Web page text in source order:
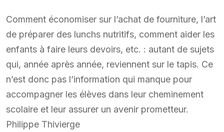
Comment économiser sur l’achat de fourniture, l’art
de préparer des lunchs nutritifs, comment aider les
enfants à faire leurs devoirs, etc. : autant de sujets
qui, année après année, reviennent sur le tapis. Ce
n’est donc pas l’information qui manque pour
accompagner les élèves dans leur cheminement
scolaire et leur assurer un avenir prometteur.
Philippe Thivierge